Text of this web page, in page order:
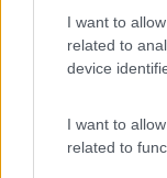
I want to
related to
device
I want to
related to
montato gli ispettori
caso di
scollegarlo se lo
fa la maggioranza.